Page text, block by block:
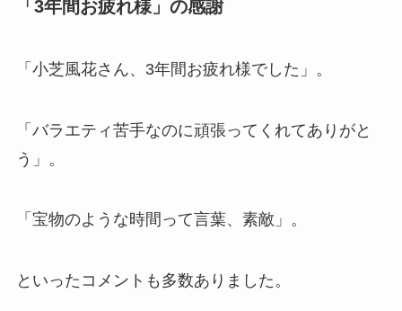
「3年間お疲れ様」の感謝
「小芝風花さん、3年間お疲れ様でした」。
「バラエティ苦手なのに頑張ってくれてありがと
う」。
「宝物のような時間って言葉、素敵」。
といったコメントも多数ありました。